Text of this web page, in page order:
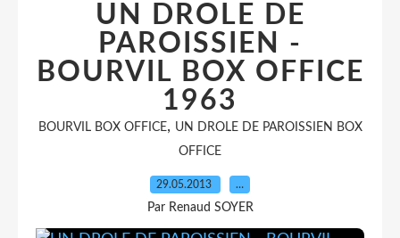
UN DROLE DE
PAROISSIEN -
BOURVIL BOX OFFICE
1963
BOURVIL BOX OFFICE, UN DROLE DE PAROISSIEN BOX
OFFICE
29.05.2013 …
Par Renaud SOYER